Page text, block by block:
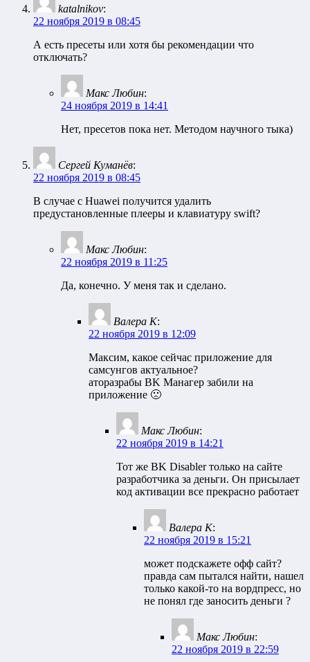
katalnikov:
22 ноября 2019 в 08:45
А есть пресеты или хотя бы рекомендации что
отключать?
Макс Любин:
24 ноября 2019 в 14:41
Нет, пресетов пока нет. Методом научного тыка)
Сергей Куманёв:
22 ноября 2019 в 08:45
В случае с Huawei получится удалить
предустановленные плееры и клавиатуру swift?
Макс Любин:
22 ноября 2019 в 11:25
Да, конечно. У меня так и сделано.
Валера K:
22 ноября 2019 в 12:09
Максим, какое сейчас приложение для
самсунгов актуальное?
аторазрабы BK Манагер забили на
приложение 🙁
Макс Любин:
22 ноября 2019 в 14:21
Тот же BK Disabler только на сайте
разработчика за деньги. Он присылает
код активации все прекрасно работает
Валера K:
22 ноября 2019 в 15:21
может подскажете офф сайт?
правда сам пытался найти, нашел
только какой-то на вордпресс, но
не понял где заносить деньги ?
Макс Любин:
22 ноября 2019 в 22:59